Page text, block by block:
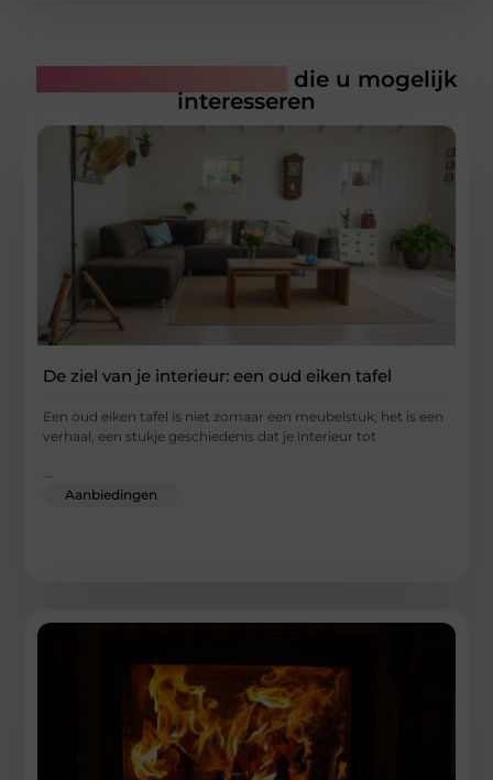
die u mogelijk
interesseren
De ziel van je interieur: een oud eiken tafel
Een oud eiken tafel is niet zomaar een meubelstuk; het is een
verhaal, een stukje geschiedenis dat je interieur tot
Aanbiedingen